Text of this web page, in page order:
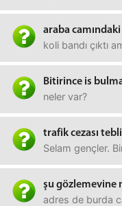
araba camındaki
koli bandı çıktı
Bitirince is
neler var?
trafik cezası
Selam gençler.
şu gözlemevine
adres de burda